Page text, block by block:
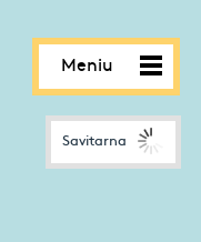
Meniu
Savitarna